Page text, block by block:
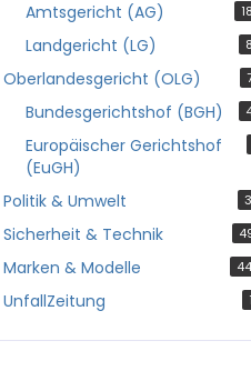
Amtsgericht (AG)
Landgericht (LG)
Oberlandesgericht (OLG)
Bundesgerichtshof (BGH)
Europäischer Gerichtshof
(EuGH)
Politik & Umwelt
Sicherheit & Technik
Marken & Modelle
UnfallZeitung